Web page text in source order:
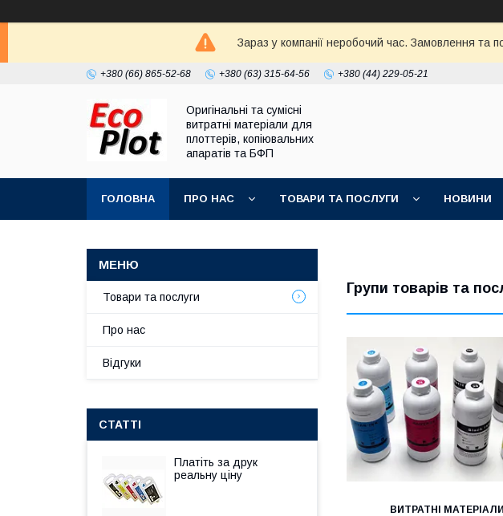
Зараз у компанії неробочий час. Замовлення та
+380 (66) 865-52-68 +380 (63) 315-64-56 +380 (44) 229-05-21
Оригінальні та сумісні
витратні матеріали для
плоттерів, копіювальних
апаратів та БФП
ГОЛОВНА ПРО НАС ТОВАРИ ТА ПОСЛУГИ НОВИНИ
Групи товарів та
ВИТРАТНІ МАТЕРІАЛИ
Товари та послуги
Про нас
Відгуки
СТАТТІ
Платіть за друк
реальну ціну